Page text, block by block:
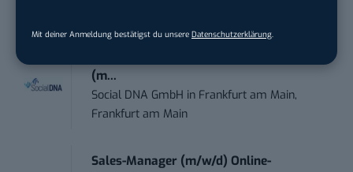
Mit deiner Anmeldung bestätigst du unsere Datenschutzerklärung
(m...
Social DNA GmbH in Frankfurt am Main,
Frankfurt am Main
Sales-Manager (m/w/d) Online-